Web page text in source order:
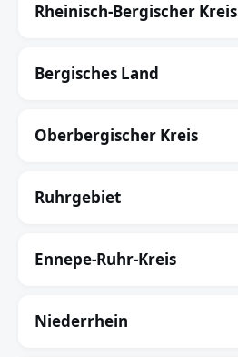
Rheinisch-Bergischer Kreis
Bergisches Land
Oberbergischer Kreis
Ruhrgebiet
Ennepe-Ruhr-Kreis
Niederrhein